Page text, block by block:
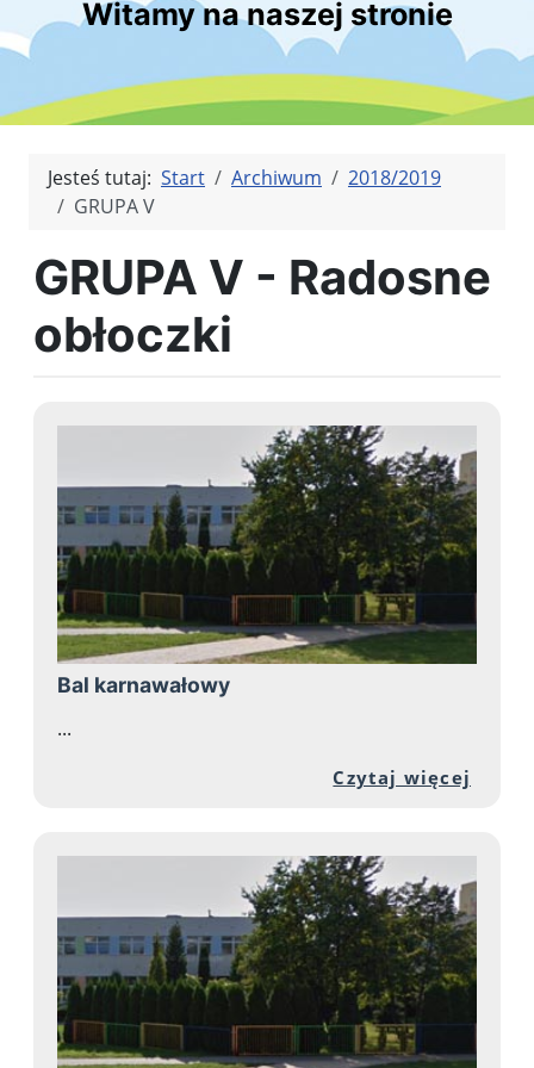
Witamy na naszej stronie
Jesteś tutaj: Start Archiwum
2018/2019
GRUPA V
GRUPA V - Radosne
obłoczki
Bal karnawałowy
...
Czytaj więcej